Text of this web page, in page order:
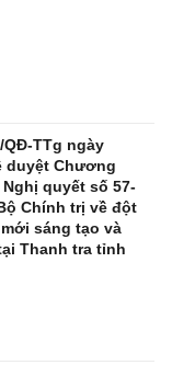
QĐ-TTg ngày
duyệt Chương
quyết số 57-
Chính trị về đột
sáng tạo và
Thanh tra tỉnh